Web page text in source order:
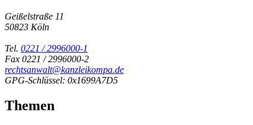
Geißelstraße 11
50823 Köln
Tel. 0221 / 2996000-1
Fax 0221 / 2996000-2
rechtsanwalt@kanzleikompa.de
GPG-Schlüssel: 0x1699A7D5
Themen